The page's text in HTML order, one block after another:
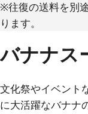
※往復の送料を別
バナナス
文化祭やイベント
に大活躍なバナナ